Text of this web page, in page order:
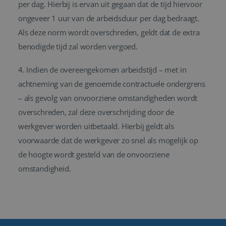
per dag. Hierbij is ervan uit gegaan dat de tijd hiervoor
ongeveer 1 uur van de arbeidsduur per dag bedraagt.
Als deze norm wordt overschreden, geldt dat de extra
benodigde tijd zal worden vergoed.
4. Indien de overeengekomen arbeidstijd – met in
achtneming van de genoemde contractuele ondergrens
– als gevolg van onvoorziene omstandigheden wordt
overschreden, zal deze overschrijding door de
werkgever worden uitbetaald. Hierbij geldt als
voorwaarde dat de werkgever zo snel als mogelijk op
de hoogte wordt gesteld van de onvoorziene
omstandigheid.
Google Privacy Policy